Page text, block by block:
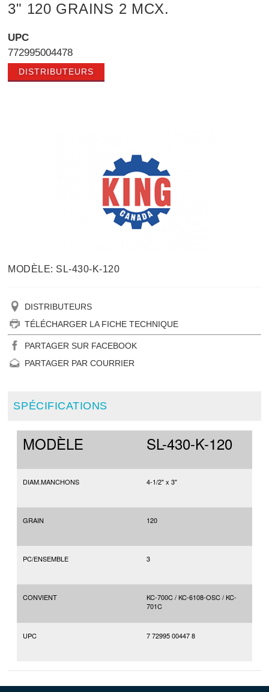
3" 120 GRAINS 2 MCX.
UPC
772995004478
DISTRIBUTEURS
MODÈLE: SL-430-K-120
DISTRIBUTEURS
TÉLÉCHARGER LA FICHE TECHNIQUE
PARTAGER SUR FACEBOOK
PARTAGER PAR COURRIER
SPÉCIFICATIONS
MODÈLE SL-430-K-120
DIAM.MANCHONS 4-1/2" x 3"
GRAIN 120
PC/ENSEMBLE 3
CONVIENT
KC-700C / KC-6108-OSC / KC-
701C
UPC 7 72995 00447 8